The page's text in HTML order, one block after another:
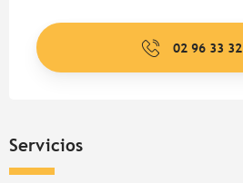
02 96 33 32
Servicios